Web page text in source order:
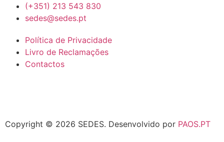
(+351) 213 543 830
sedes@sedes.pt
Política de Privacidade
Livro de Reclamações
Contactos
Copyright © 2026 SEDES. Desenvolvido por PAOS.PT